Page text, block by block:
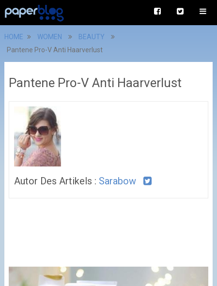
HOME WOMEN
BEAUTY
Pantene Pro-V Anti Haarverlust
Pantene Pro-V Anti Haarverlust
Autor Des Artikels : Sarabow